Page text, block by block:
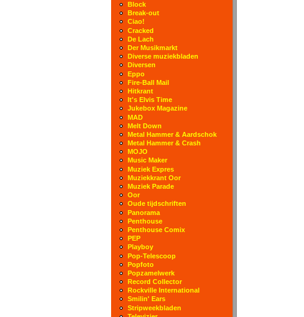
Block
Break-out
Ciao!
Cracked
De Lach
Der Musikmarkt
Diverse muziekbladen
Diversen
Eppo
Fire-Ball Mail
Hitkrant
It's Elvis Time
Jukebox Magazine
MAD
Melt Down
Metal Hammer & Aardschok
Metal Hammer & Crash
MOJO
Music Maker
Muziek Expres
Muziekkrant Oor
Muziek Parade
Oor
Oude tijdschriften
Panorama
Penthouse
Penthouse Comix
PEP
Playboy
Pop-Telescoop
Popfoto
Popzamelwerk
Record Collector
Rockville International
Smilin' Ears
Stripweekbladen